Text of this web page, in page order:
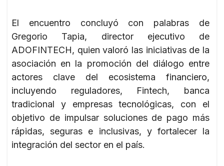
El encuentro concluyó con palabras de
Gregorio Tapia, director ejecutivo de
ADOFINTECH, quien valoró las iniciativas de la
asociación en la promoción del diálogo entre
actores clave del ecosistema financiero,
incluyendo reguladores, Fintech, banca
tradicional y empresas tecnológicas, con el
objetivo de impulsar soluciones de pago más
rápidas, seguras e inclusivas, y fortalecer la
integración del sector en el país.